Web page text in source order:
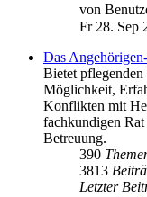
von
Fr 28. Sep
Das
Bietet
Möglichkeit,
Konflikten mit
fachkundigen
Betreuung.
390
3813
Letzter